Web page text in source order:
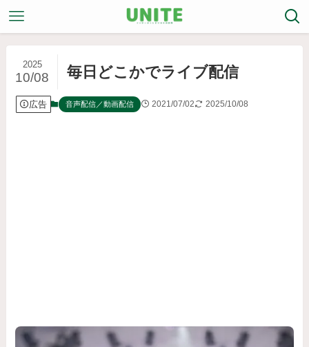
毎日どこかでライブ配信
2025
10/08
広告 音声配信／動画配信 2021/07/02 2025/10/08